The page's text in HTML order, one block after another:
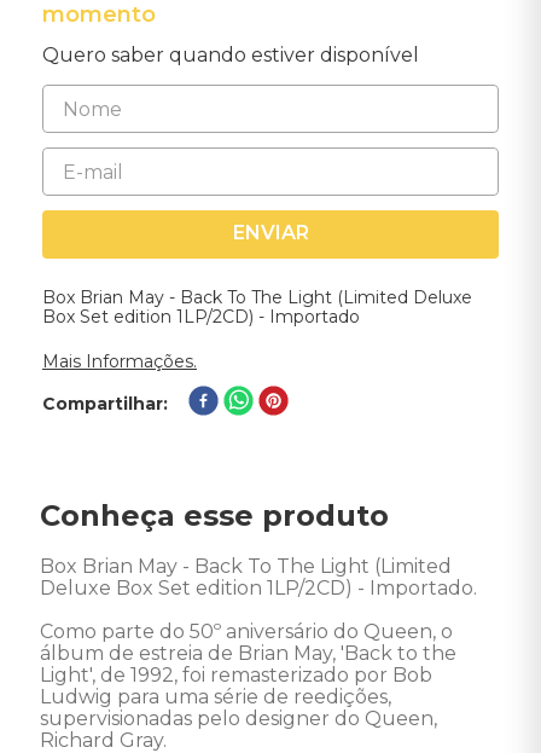
momento
Quero saber quando estiver disponível
ENVIAR
Box Brian May - Back To The Light (Limited Deluxe
Box Set edition 1LP/2CD) - Importado
Mais Informações.
Compartilhar
Conheça esse produto
Box Brian May - Back To The Light (Limited
Deluxe Box Set edition 1LP/2CD) - Importado.
Como parte do 50º aniversário do Queen, o
álbum de estreia de Brian May, 'Back to the
Light', de 1992, foi remasterizado por Bob
Ludwig para uma série de reedições,
supervisionadas pelo designer do Queen,
Richard Gray.